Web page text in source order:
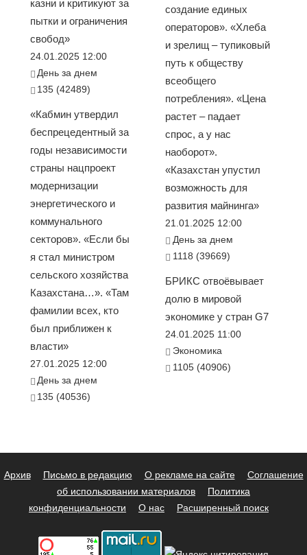
казни и критикуют за
пытки и ограничения
свобод»
24.01.2025 12:00
День за днем
135 (42489)
«Кабмин утвердил
беспрецедентный за
годы независимости
страны нацпроект
модернизации
энергетического и
коммунального
секторов». «Если бы
я стал министром
сельского хозяйства
Казахстана…». «Там
фамилии всех, кто
был приближен к
власти»
27.01.2025 12:00
День за днем
135 (40536)
создание единых
операторов». «Хлеба
и зрелищ – тупиковый
путь к обществу
всеобщего
потребления». «Цена
растет – падает
спрос, а у нас
наоборот».
«Казахстан упустил
возможность для
развития майнинга»
21.01.2025 12:00
День за днем
1118 (39669)
БРИКС отвоёвывает
долю в мировой
экономике у стран G7
24.01.2025 11:00
Экономика
1105 (40906)
Архив Письмо в редакцию О рекламе на сайте
Соглашение
об использовании материалов
Политика
конфиденциальности
О нас Расширенный поиск